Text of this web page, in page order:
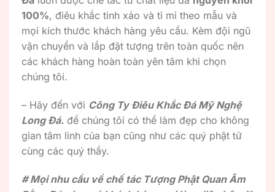
100%, điêu khắc tinh xảo và tỉ mỉ theo mẫu và
mọi kích thước khách hàng yêu cầu. Kèm đội ngũ
vận chuyển và lắp đặt tượng trên toàn quốc nên
các khách hàng hoàn toàn yên tâm khi chọn
chúng tôi.
– Hãy đến với Công Ty Điêu Khắc Đá Mỹ Nghệ
Long Đá. để chúng tôi có thể làm đẹp cho không
gian tâm linh của bạn cũng như các quý phật tử
cùng các quý thầy.
# Mọi nhu cầu về chế tác Tượng Phật Quan Âm